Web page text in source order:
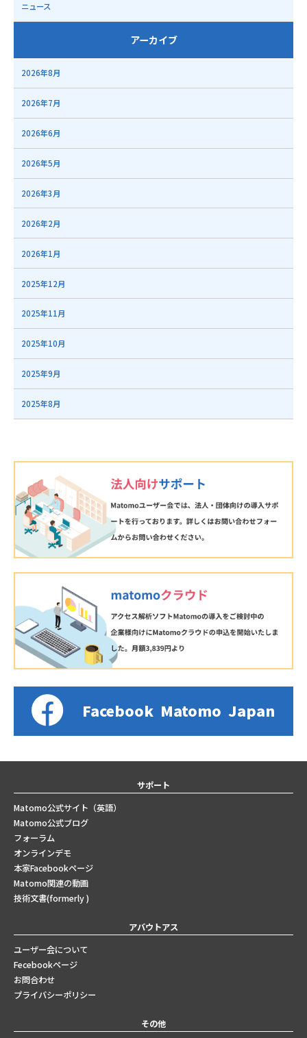
ニュース
アーカイブ
2026年8月
2026年7月
2026年6月
2026年5月
2026年3月
2026年2月
2026年1月
2025年12月
2025年11月
2025年10月
2025年9月
2025年8月
Facebook Matomo Japan
サポート
Matomo公式サイト（英語）
Matomo公式ブログ
フォーラム
オンラインデモ
本家Facebookページ
Matomo関連の動画
技術文書(formerly )
アバウトアス
ユーザー会について
Fecebookページ
お問合わせ
プライバシーポリシー
その他